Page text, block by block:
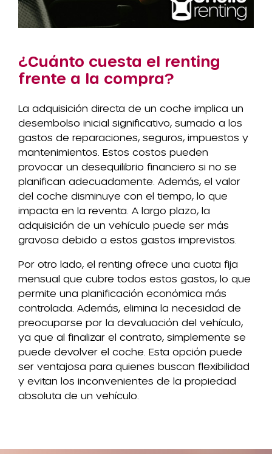
¿Cuánto cuesta el renting
frente a la compra?
La adquisición directa de un coche implica un
desembolso inicial significativo, sumado a los
gastos de reparaciones, seguros, impuestos y
mantenimientos. Estos costos pueden
provocar un desequilibrio financiero si no se
planifican adecuadamente. Además, el valor
del coche disminuye con el tiempo, lo que
impacta en la reventa. A largo plazo, la
adquisición de un vehículo puede ser más
gravosa debido a estos gastos imprevistos.
Por otro lado, el renting ofrece una cuota fija
mensual que cubre todos estos gastos, lo que
permite una planificación económica más
controlada. Además, elimina la necesidad de
preocuparse por la devaluación del vehículo,
ya que al finalizar el contrato, simplemente se
puede devolver el coche. Esta opción puede
ser ventajosa para quienes buscan flexibilidad
y evitan los inconvenientes de la propiedad
absoluta de un vehículo.